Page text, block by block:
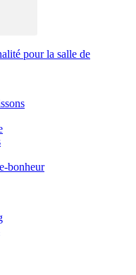
pour la salle de
bonheur